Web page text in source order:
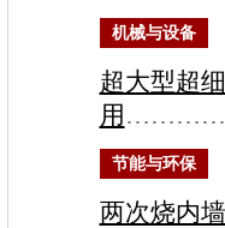
机械与设备
超大型超
用
节能与环保
两次烧内